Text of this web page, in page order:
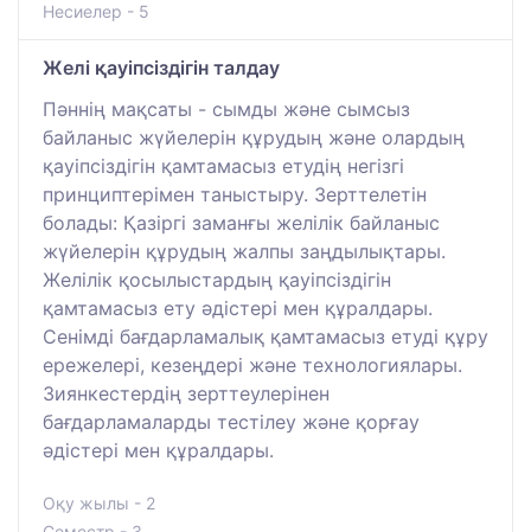
Несиелер - 5
Желі қауіпсіздігін талдау
Пәннің мақсаты - сымды және сымсыз
байланыс жүйелерін құрудың және олардың
қауіпсіздігін қамтамасыз етудің негізгі
принциптерімен таныстыру. Зерттелетін
болады: Қазіргі заманғы желілік байланыс
жүйелерін құрудың жалпы заңдылықтары.
Желілік қосылыстардың қауіпсіздігін
қамтамасыз ету әдістері мен құралдары.
Сенімді бағдарламалық қамтамасыз етуді құру
ережелері, кезеңдері және технологиялары.
Зиянкестердің зерттеулерінен
бағдарламаларды тестілеу және қорғау
әдістері мен құралдары.
Оқу жылы - 2